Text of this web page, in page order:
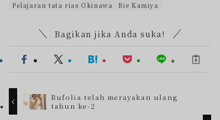
Pelajaran tata rias Okinawa
Rie Kamiya
Bagikan jika Anda suka!
Rufolia telah merayakan ulang
tahun ke-2